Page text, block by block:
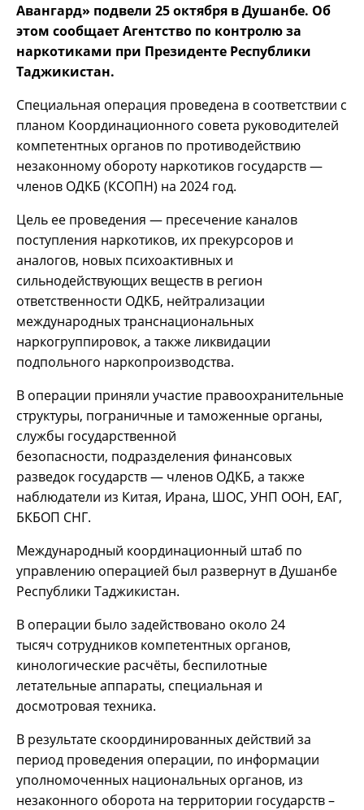
Авангард» подвели 25 октября в Душанбе. Об
этом сообщает Агентство по контролю за
наркотиками при Президенте Республики
Таджикистан.
Специальная операция проведена в соответствии с
планом Координационного совета руководителей
компетентных органов по противодействию
незаконному обороту наркотиков государств —
членов ОДКБ (КСОПН) на 2024 год.
Цель ее проведения — пресечение каналов
поступления наркотиков, их прекурсоров и
аналогов, новых психоактивных и
сильнодействующих веществ в регион
ответственности ОДКБ, нейтрализации
международных транснациональных
наркогруппировок, а также ликвидации
подпольного наркопроизводства.
В операции приняли участие правоохранительные
структуры, пограничные и таможенные органы,
службы государственной
безопасности, подразделения финансовых
разведок государств — членов ОДКБ, а также
наблюдатели из Китая, Ирана, ШОС, УНП ООН, ЕАГ,
БКБОП СНГ.
Международный координационный штаб по
управлению операцией был развернут в Душанбе
Республики Таджикистан.
В операции было задействовано около 24
тысяч сотрудников компетентных органов,
кинологические расчёты, беспилотные
летательные аппараты, специальная и
досмотровая техника.
В результате скоординированных действий за
период проведения операции, по информации
уполномоченных национальных органов, из
незаконного оборота на территории государств –